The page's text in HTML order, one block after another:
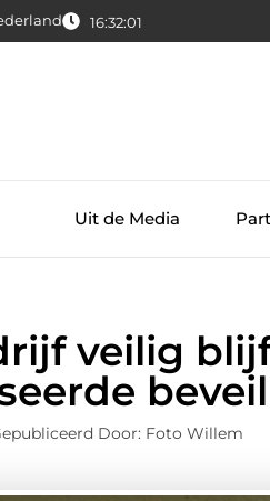
16:32:02
Uit de Media
veilig
Door: Foto Willem